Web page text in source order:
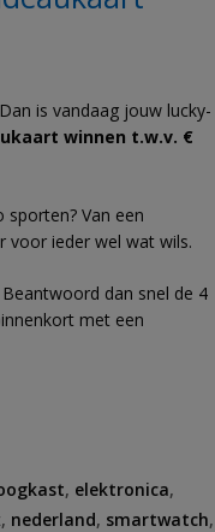
is vandaag jouw lucky-
winnen t.w.v. €
Van een
voor ieder wel wat wils.
dan snel de 4
met een
, elektronica,
, nederland, smartwatch,